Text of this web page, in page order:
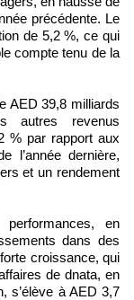
précédente. Le
de 5,2 %, ce qui
compte tenu de la
AED 39,8 milliards
autres revenus
% par rapport aux
l’année dernière,
et un rendement
performances, en
dans des
croissance, qui
de dnata, en
s’élève à AED 3,7